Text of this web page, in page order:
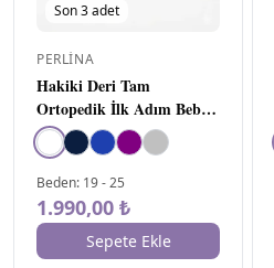
Son3adet
PERLINA
Hakiki Deri Tam
Ortopedik İlk Adım Bebe
Ayakkabı Beyaz
Beden: 19-25
1.990,00 ₺
Sepete Ekle